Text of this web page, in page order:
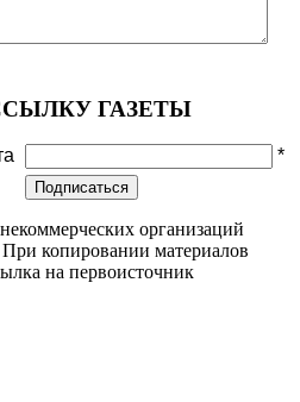
ГАЗЕТЫ
*
Подписаться
организаций
копировании материалов
на первоисточник